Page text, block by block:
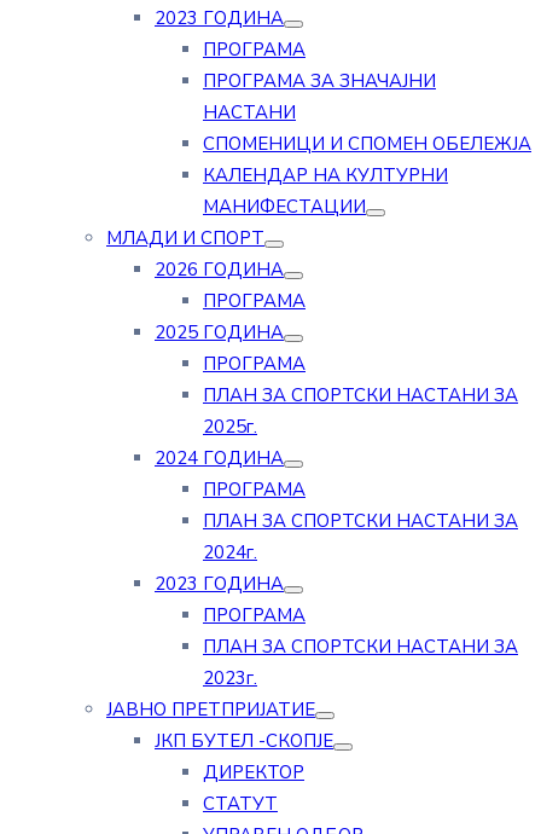
2023 ГОДИНА
ПРОГРАМА
ПРОГРАМА ЗА ЗНАЧАЈНИ
НАСТАНИ
СПОМЕНИЦИ И СПОМЕН ОБЕЛЕЖЈА
КАЛЕНДАР НА КУЛТУРНИ
МАНИФЕСТАЦИИ
МЛАДИ И СПОРТ
2026 ГОДИНА
ПРОГРАМА
2025 ГОДИНА
ПРОГРАМА
ПЛАН ЗА СПОРТСКИ НАСТАНИ ЗА
2025г.
2024 ГОДИНА
ПРОГРАМА
ПЛАН ЗА СПОРТСКИ НАСТАНИ ЗА
2024г.
2023 ГОДИНА
ПРОГРАМА
ПЛАН ЗА СПОРТСКИ НАСТАНИ ЗА
2023г.
ЈАВНО ПРЕТПРИЈАТИЕ
ЈКП БУТЕЛ -СКОПЈЕ
ДИРЕКТОР
СТАТУТ